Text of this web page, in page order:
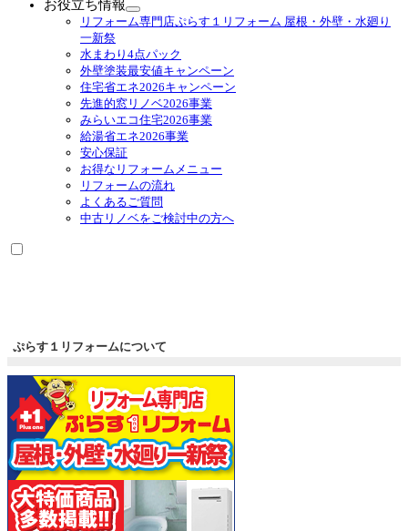
ニ
ュ
を
展
開
お役立ち情報
サ
メ
ニ
ュ
ー
を
展
リフォーム専門店ぷらす１リフォーム 屋根・外壁・水廻り
一新祭
水まわり4点パック
外壁塗装最安値キャンペーン
住宅省エネ2026キャンペーン
先進的窓リノベ2026事業
みらいエコ住宅2026事業
給湯省エネ2026事業
安心保証
お得なリフォームメニュー
リフォームの流れ
よくあるご質問
中古リノベをご検討中の方へ
ぷらす１リフォームについて